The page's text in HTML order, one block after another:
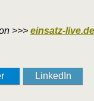
>>> einsatz-live.de
LinkedIn